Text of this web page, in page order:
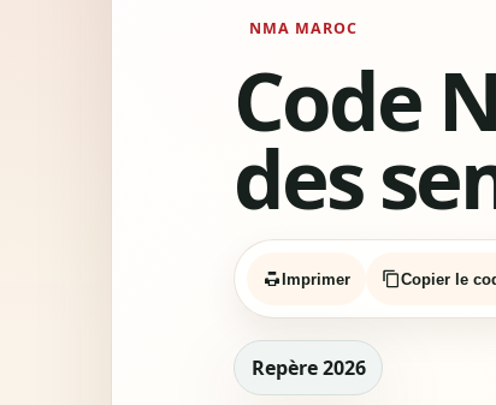
NMA MAROC
Code
des
Imprimer Copier le
Repère 2026